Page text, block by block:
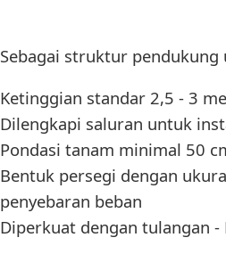
Sebagai struktur
Ketinggian standar 2,5 - 3
Dilengkapi saluran untuk
Pondasi tanam minimal 50
Bentuk persegi dengan
penyebaran beban
Diperkuat dengan tulangan